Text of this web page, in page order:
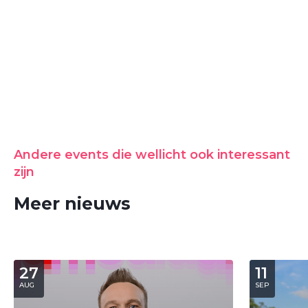
Andere events die wellicht ook interessant
zijn
Meer nieuws
27
AUG
11
SEP